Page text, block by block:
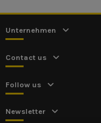
Unternehmen
Contact us
Follow us
Newsletter